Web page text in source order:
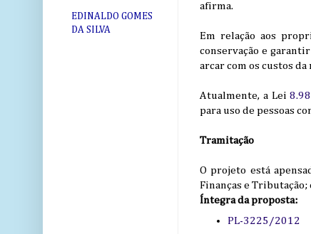
afirma.
Em relação aos
conservação e
arcar com os custos
Atualmente, a Lei
para uso de pessoas
Tramitação
O projeto está
Finanças e Tributação;
Íntegra da proposta:
PL-3225/2012
EDINALDO GOMES
DA SILVA